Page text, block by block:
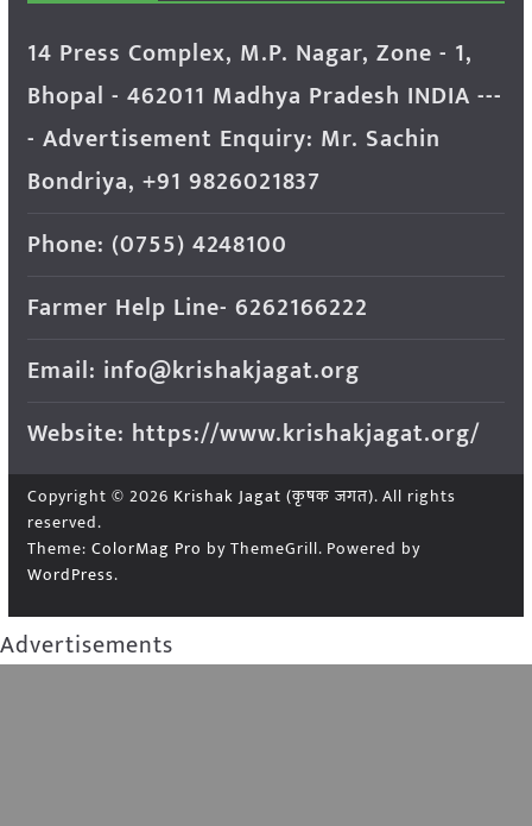
14 Press Complex, M.P. Nagar, Zone - 1,
Bhopal - 462011 Madhya Pradesh INDIA ---
- Advertisement Enquiry: Mr. Sachin
Bondriya, +91 9826021837
Phone: (0755) 4248100
Farmer Help Line- 6262166222
Email: info@krishakjagat.org
Website: https://www.krishakjagat.org/
Copyright © 2026 Krishak Jagat (कृषक जगत). All rights
reserved.
Theme: ColorMag Pro by ThemeGrill. Powered by
WordPress.
Advertisements